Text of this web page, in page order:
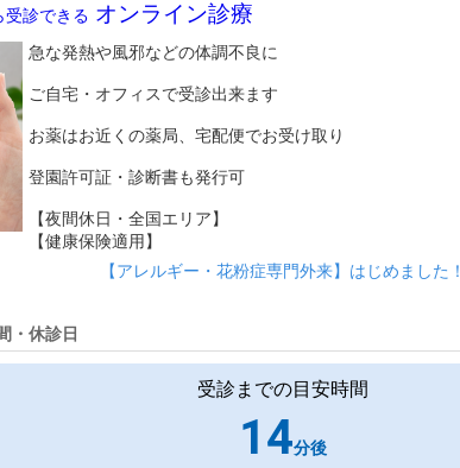
受診できる オンライン診療
急な発熱や風邪などの体調不良に
ご自宅・オフィスで受診出来ます
お薬はお近くの薬局、宅配便でお受け取り
登園許可証・診断書も発行可
【夜間休日・全国エリア】
【健康保険適用】
【アレルギー・花粉症専門外来】はじめました！
・休診日
受診までの目安時間
14分後